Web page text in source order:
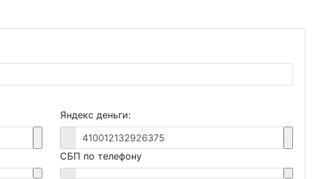
Яндекс деньги:
410012132926375
СБП по телефону